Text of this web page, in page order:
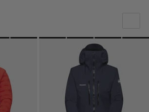
NUESTRA RECOMENDACIÓN
PRECIO BAJO A ALTO
PRECIO ALTO A BAJO
¿QUÉ HAY DE NUEVO